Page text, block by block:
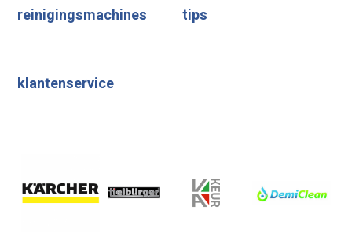
reinigingsmachines tips
klantenservice